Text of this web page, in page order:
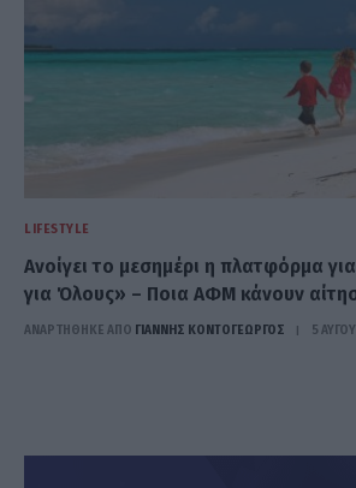
LIFESTYLE
Ανοίγει το μεσημέρι η πλατφόρμα
για Όλους» – Ποια ΑΦΜ κάνουν
ΑΝΑΡΤΗΘΗΚΕ ΑΠΟ ΓΙΆΝΝΗΣ ΚΟΝΤΟΓΕΏΡΓΟΣ 5